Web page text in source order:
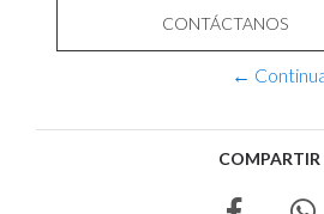
CONTÁCTANOS
←
COMPARTIR